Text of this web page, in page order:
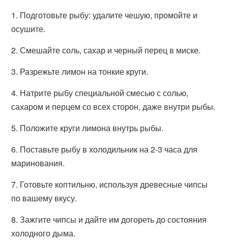
1. Подготовьте рыбу: удалите чешую, промойте и
осушите.
2. Смешайте соль, сахар и черный перец в миске.
3. Разрежьте лимон на тонкие круги.
4. Натрите рыбу специальной смесью с солью,
сахаром и перцем со всех сторон, даже внутри рыбы.
5. Положите круги лимона внутрь рыбы.
6. Поставьте рыбу в холодильник на 2-3 часа для
маринования.
7. Готовьте коптильню, используя древесные чипсы
по вашему вкусу.
8. Зажгите чипсы и дайте им догореть до состояния
холодного дыма.